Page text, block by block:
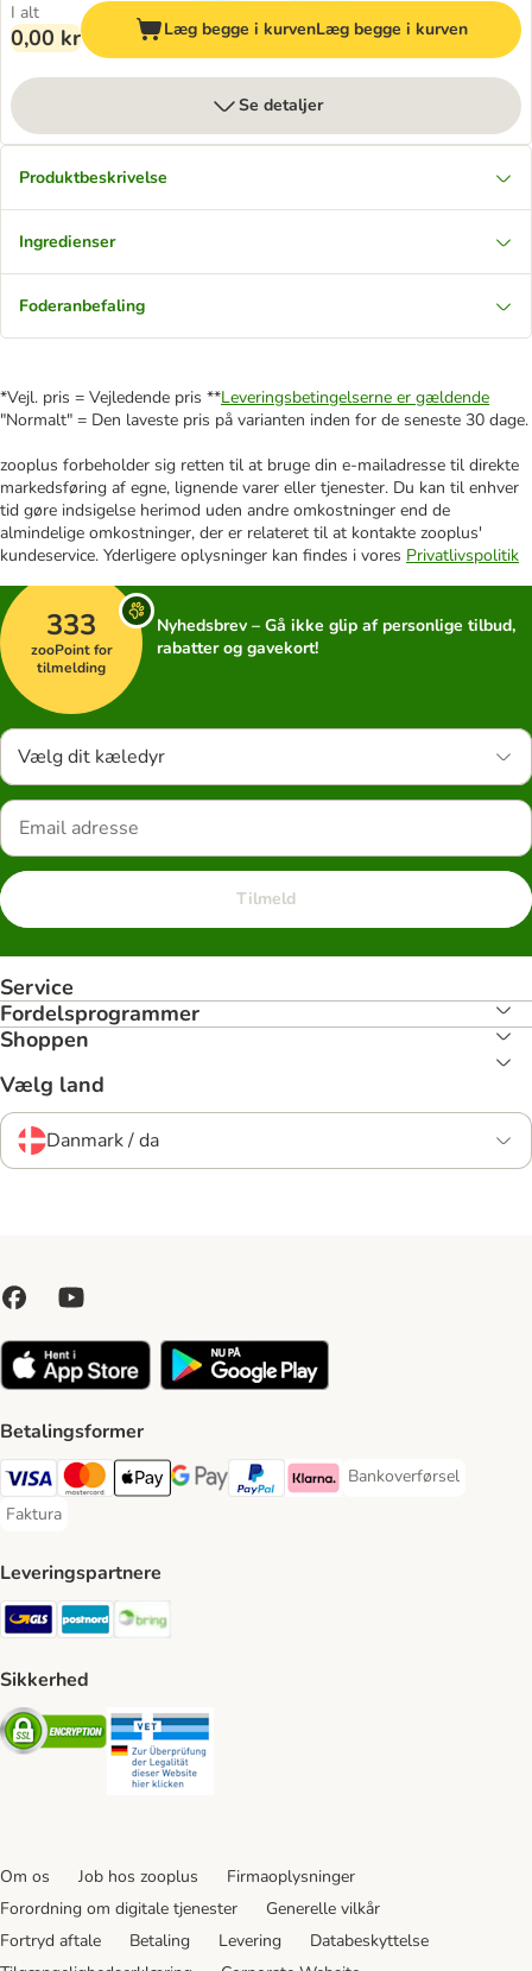
I alt
0,00 kr Læg begge i kurvenLæg begge i kurven
Se detaljer
Produktbeskrivelse
Ingredienser
Foderanbefaling
*Vejl. pris = Vejledende pris **Leveringsbetingelserne er gældende
"Normalt" = Den laveste pris på varianten inden for de seneste 30 dage.
zooplus forbeholder sig retten til at bruge din e-mailadresse til direkte
markedsføring af egne, lignende varer eller tjenester. Du kan til enhver
tid gøre indsigelse herimod uden andre omkostninger end de
almindelige omkostninger, der er relateret til at kontakte zooplus'
kundeservice. Yderligere oplysninger kan findes i vores Privatlivspolitik
333
zooPoint for
tilmelding
Nyhedsbrev – Gå ikke glip af personlige tilbud,
rabatter og gavekort!
Vælg dit kæledyr
Tilmeld
Service
Fordelsprogrammer
Shoppen
Vælg land
Danmark / da
Betalingsformer
VISA Payment Method
Mastercard Payment Method
Apply pay Payment Method
Google Pay Payment Method
paypal Payment Method
Klarna Payment Method
Bankoverførsel
Bankoverførsel
Faktura
Faktura Payment Method
Leveringspartnere
GLS Shipping Method
Postnord Shipping Method
Sikkerhed
Security
Om os Job hos zooplus
Firmaoplysninger
Forordning om digitale tjenester
Generelle vilkår
Fortryd aftale
Betaling Levering
Databeskyttelse